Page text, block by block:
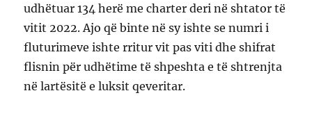
udhëtuar 134 herë me charter deri në shtator të
vitit 2022. Ajo që binte në sy ishte se numri i
fluturimeve ishte rritur vit pas viti dhe shifrat
flisnin për udhëtime të shpeshta e të shtrenjta
në lartësitë e luksit qeveritar.